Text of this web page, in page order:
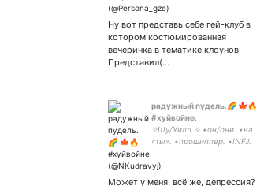
пацифизм ✨ Не хорни а
she/monster ✨ Иногда
рисую
Ну вот представь себе гей-клуб в
котором костюмированная
вечеринка в тематике клоунов
Представил(…
радужный пудель.🌈 🍁🔥
#хуйвойне.
✧Шу/Уилл.✧ •он/они. •на
«ты». •прошиппер. •INFJ.
что он проблематик.
†щитпосты, моё табло,
Может у меня, всё же, депрессия?